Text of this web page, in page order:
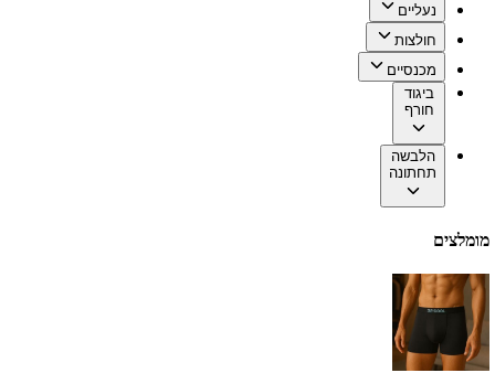
נעליים
חולצות
מכנסיים
ביגוד
חורף
הלבשה
תחתונה
מומלצים